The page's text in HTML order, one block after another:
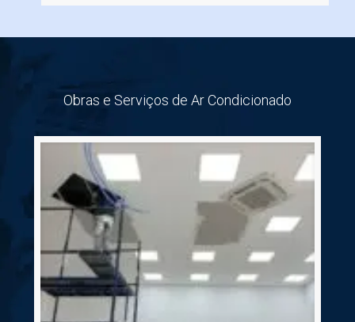
Obras e Serviços de Ar Condicionado